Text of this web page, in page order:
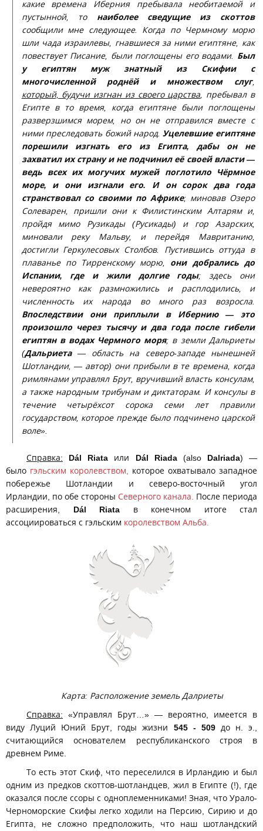
какие времена Иберния пребывала необитаемой и
пустынной, то наиболее сведущие из скоттов
сообщили мне следующее. Когда по Чермному морю
шли чада израилевы, гнавшиеся за ними египтяне, как
повествует Писание, были поглощены его водами. Был
у египтян муж знатный из Скифии с
многочисленной роднёй и множеством слуг,
который, будучи изгнан из своего царства , пребывал в
Египте в то время, когда египтяне были поглощены
разверзшимся морем, но он не отправился вместе с
ними преследовать божий народ.Уцелевшие египтяне
порешили изгнать его из Египта, дабы он не
захватил их страну и не подчинил её своей власти —
ведь всех их могучих мужей поглотило Чёрмное
море, и они изгнали его. И он сорок два года
странствовал со своими по Африке; миновав Озеро
Солеварен, пришли они к Филистинским Алтарям и,
пройдя мимо Рузикады (Русикады) и гор Азарских,
миновали реку Мальву, и перейдя Мавританию,
достигли Геркулесовых Столбов. Пустившись оттуда в
плаванье по Тирренскому морю, они добрались до
Испании, где и жили долгие годы; здесь они
невероятно как размножились и расплодились, и
численность их народа во много раз возросла.
Впоследствии они приплыли в Ибернию — это
произошло через тысячу и два года после гибели
египтян в водах Чермного моря; в земли Дальриеты
(Дальриета— область на северо-западе нынешней
Шотландии, — автор) они прибыли в те времена, когда
римлянами управлял Брут, вручивший власть консулам,
а также народным трибунам и диктаторам. И консулы в
течение четырёхсот сорока семи лет правили
государством, которое прежде было подчинено царской
воле».
Справка: Dál Riata или Dál Riada(also Dalriada) —
было гэльским королевством,
которое охватывало западное
побережье Шотландии и северо-восточный угол
Ирландии, по обе стороны Северного канала.
После периода
расширения, Dál Riata в конечном итоге стал
ассоциироваться с гэльским королевством Альба.
Карта: Расположение земель Далриеты
Справка: «Управлял Брут…» — вероятно, имеется в
виду Луций Юний Брут, годы жизни 545 - 509до н. э.,
считающийся основателем республиканского строя в
древнем Риме.
То есть этот Скиф, что переселился в Ирландию и был
одним из предков скоттов-шотландцев, жил в Египте (!), где
оказался после ссоры с одноплеменниками! Зная, что Урало-
Черноморские Скифы легко ходили на Персию, Сирию и до
Египта, не сложно предположить, что наш шотландский